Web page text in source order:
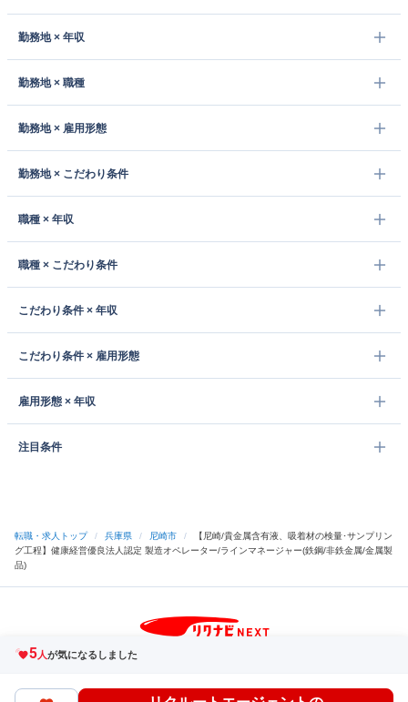
勤務地 × 年収
勤務地 × 職種
勤務地 × 雇用形態
勤務地 × こだわり条件
職種 × 年収
職種 × こだわり条件
こだわり条件 × 年収
こだわり条件 × 雇用形態
雇用形態 × 年収
注目条件
5人が気になるしました
転職・求人トップ / 兵庫県 / 尼崎市 /
【尼崎/貴金属含有液、吸着材の検量･サンプリン
グ工程】健康経営優良法人認定 製造オペレーター/ラインマネージャー(鉄鋼/非鉄金属/金属製
品)
中途採用をご検討の企業様